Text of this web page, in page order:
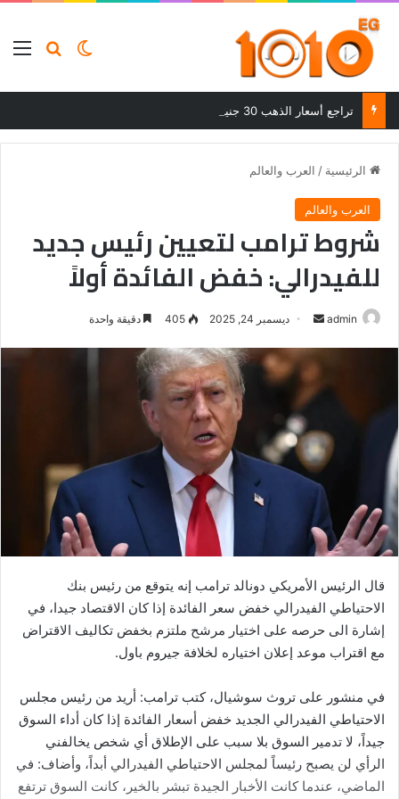
بحثالوضع
الرئيسية / العرب والعالم
العرب والعالم
شروط ترامب لتعيين رئيس جديد
للفيدرالي: خفض الفائدة أولاً
admin
أرسل
إلكترونيا
ديسمبر 24, 2025 405 دقيقة واحدة
قال الرئيس الأمريكي دونالد ترامب إنه يتوقع من رئيس بنك
الاحتياطي الفيدرالي خفض سعر الفائدة إذا كان الاقتصاد جيدا، في
إشارة الى حرصه على اختيار مرشح ملتزم بخفض تكاليف الاقتراض
مع اقتراب موعد إعلان اختياره لخلافة جيروم باول.
في منشور على تروث سوشيال، كتب ترامب: أريد من رئيس مجلس
الاحتياطي الفيدرالي الجديد خفض أسعار الفائدة إذا كان أداء السوق
جيداً، لا تدمير السوق بلا سبب على الإطلاق أي شخص يخالفني
الرأي لن يصبح رئيساً لمجلس الاحتياطي الفيدرالي أبداً، وأضاف: في
الماضي، عندما كانت الأخبار الجيدة تبشر بالخير، كانت السوق ترتفع